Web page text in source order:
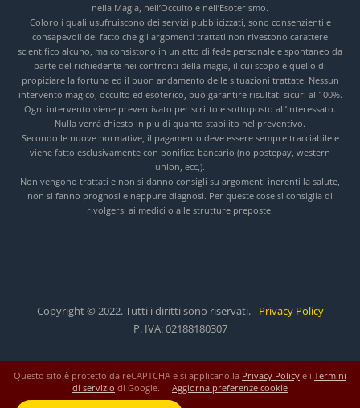
nella Magia, nell’Occulto e nell’Esoterismo.
Coloro i quali usufruiscono dei servizi pubblicizzati, sono consenzienti e
consapevoli del fatto che gli argomenti trattati non rivestono carattere
scientifico alcuno, ma consistono in un atto di fede personale e spontaneo da
parte del richiedente nei confronti della magia, il cui scopo è quello di
propiziare la fortuna ed il buon andamento delle situazioni trattate. Nessun
intervento magico, occulto ed esoterico, può garantire risultati sicuri al 100%.
Ogni intervento viene preventivato per scritto e sottoposto all’interessato.
Nulla verrà chiesto in più di quanto stabilito nel preventivo.
Secondo le nuove normative, il pagamento deve essere sempre tracciabile e
viene fatto esclusivamente con bonifico bancario (no postepay, western
union, ecc,).
Non vengono trattati e non si danno consigli su argomenti inerenti la salute,
non si fanno prognosi e neppure diagnosi. Per queste cose si consiglia di
rivolgersi ai medici o alle strutture preposte.
Copyright © 2022. Tutti i diritti sono riservati. - Privacy Policy
P. IVA: 02188180307
Questo sito è protetto da reCAPTCHA e si applicano la Privacy Policy e i Termini
di servizio di Google. · Aggiorna preferenze cookie